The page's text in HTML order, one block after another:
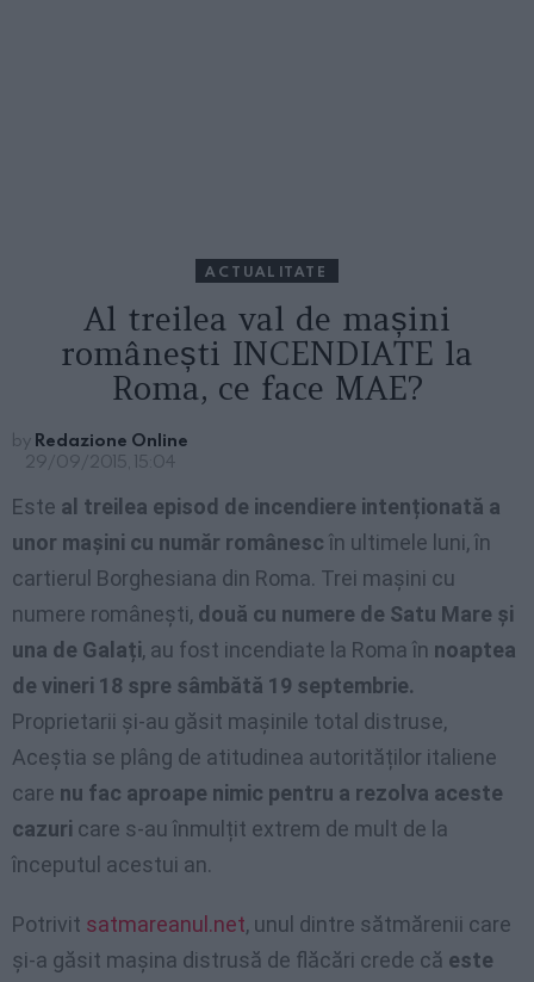
ACTUALITATE
Al treilea val de mașini
românești INCENDIATE la
Roma, ce face MAE?
by Redazione Online
29/09/2015, 15:04
Este al treilea episod de incendiere intenționată a
unor mașini cu număr românesc în ultimele luni, în
cartierul Borghesiana din Roma. Trei mașini cu
numere românești, două cu numere de Satu Mare și
una de Galați, au fost incendiate la Roma în noaptea
de vineri 18 spre sâmbătă 19 septembrie.
Proprietarii și-au găsit mașinile total distruse,
Aceștia se plâng de atitudinea autorităților italiene
care nu fac aproape nimic pentru a rezolva aceste
cazuri care s-au înmulțit extrem de mult de la
începutul acestui an.
Potrivit satmareanul.net, unul dintre sătmărenii care
și-a găsit mașina distrusă de flăcări crede că este